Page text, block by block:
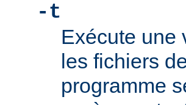
-t
Exécute une
les fichiers
programme